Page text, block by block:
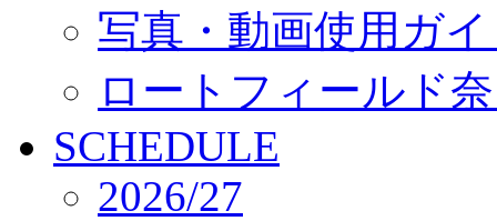
写真・動画使用ガ
ロートフィールド
SCHEDULE
2026/27